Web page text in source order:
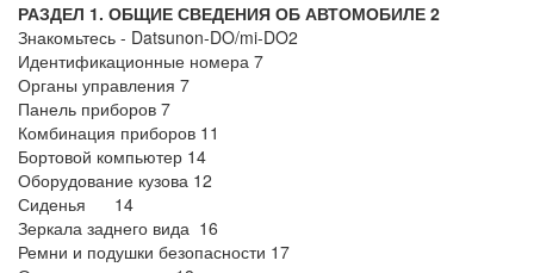
РАЗДЕЛ 1. ОБЩИЕ СВЕДЕНИЯ ОБ АВТОМОБИЛЕ 2
Знакомьтесь - Datsunon-DO/mi-DO2
Идентификационные номера 7
Органы управления 7
Панель приборов 7
Комбинация приборов 11
Бортовой компьютер 14
Оборудование кузова 12
Сиденья 14
Зеркала заднего вида 16
Ремни и подушки безопасности 17